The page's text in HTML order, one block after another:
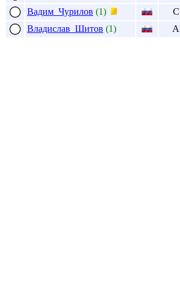
Вадим Чурилов (1)
Владислав Шитов (1)